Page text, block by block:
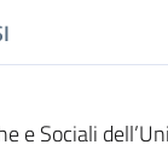
e Sociali